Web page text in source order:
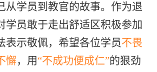
从学员到教官的故事。作为退
学员敢于走出舒适区积极参加
表示敬佩，希望各位学员不畏
懈，用 “不成功便成仁”的狠劲